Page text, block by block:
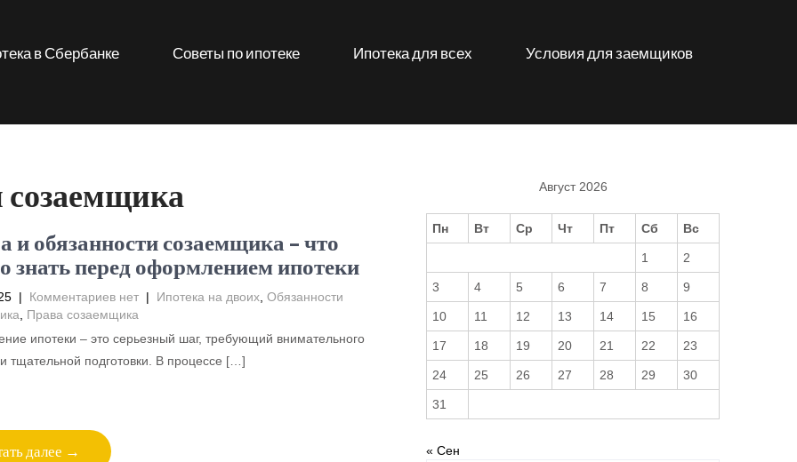
в Сбербанке Советы по ипотеке Ипотека для всех Условия для заемщиков
созаемщика
и обязанности созаемщика – что
знать перед оформлением ипотеки
| Комментариев нет | Ипотека на двоих, Обязанности
Права созаемщика
ипотеки – это серьезный шаг, требующий внимательного
тщательной подготовки. В процессе […]
далее →
Август 2026
Пн Вт Ср Чт Пт Сб Вс
1 2
3 4 5 6 7 8 9
10 11 12 13 14 15 16
17 18 19 20 21 22 23
24 25 26 27 28 29 30
31
« Сен